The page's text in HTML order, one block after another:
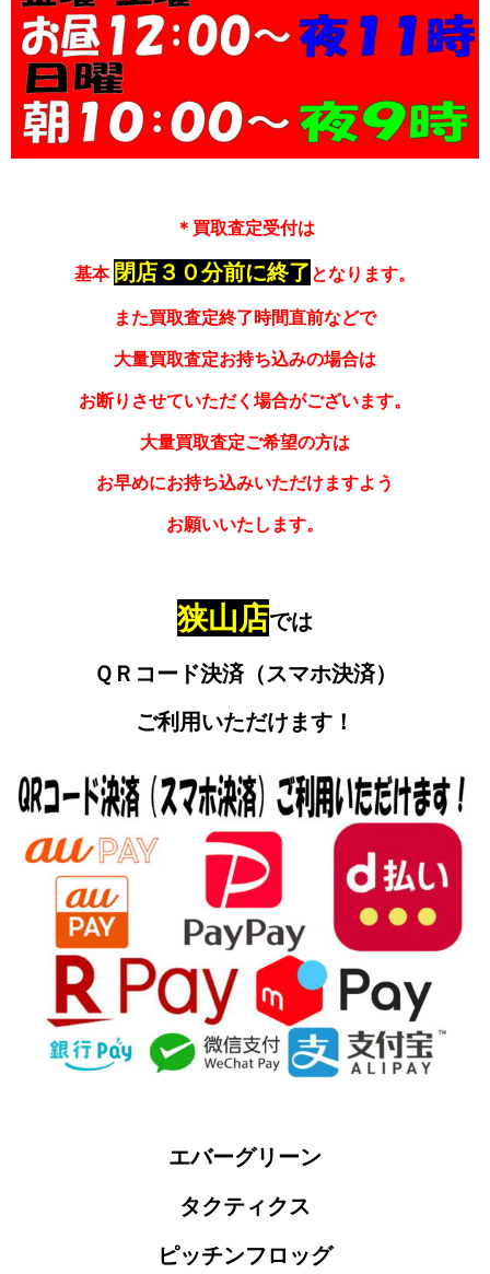
＊買取査定受付は
基本 閉店３０分前に終了 となります。
また買取査定終了時間直前などで
大量買取査定お持ち込みの場合は
お断りさせていただく場合がございます。
大量買取査定ご希望の方は
お早めにお持ち込みいただけますよう
お願いいたします。
狭山店では
ＱＲコード決済（スマホ決済）
ご利用いただけます！
エバーグリーン
タクティクス
ピッチンフロッグ